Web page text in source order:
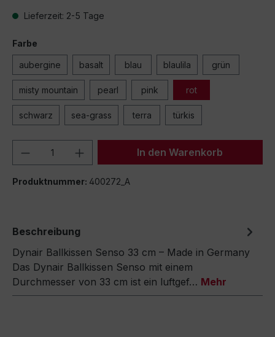
Lieferzeit: 2-5 Tage
Farbe
aubergine basalt blau blaulila grün
misty mountain pearl pink rot
schwarz sea-grass terra türkis
Produkt Anzahl: Gib denIn den Warenkorb
Produktnummer: 400272_A
Beschreibung
Dynair Ballkissen Senso 33 cm – Made in Germany
Das Dynair Ballkissen Senso mit einem
Durchmesser von 33 cm ist ein luftgef… Mehr